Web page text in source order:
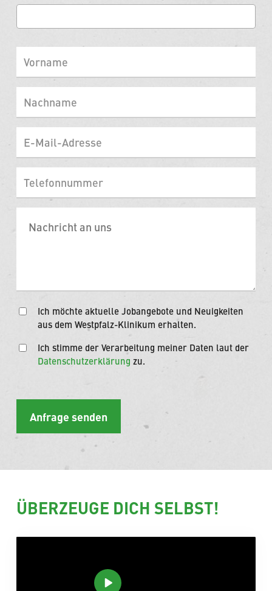
Ich möchte aktuelle Jobangebote und Neuigkeiten
aus dem Westpfalz-Klinikum erhalten.
Ich stimme der Verarbeitung meiner Daten laut der
Datenschutzerklärung zu.
ÜBERZEUGE DICH SELBST!